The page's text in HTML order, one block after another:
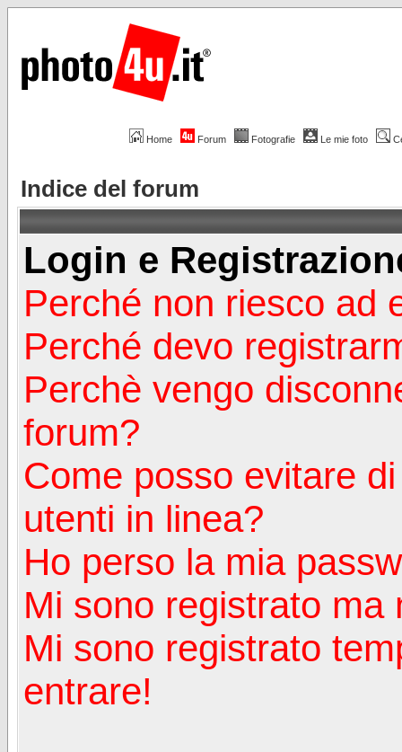
Home Forum Fotografie Le mie foto
Indice del forum
Login e
Perché non riesco ad
Perché devo
Perchè vengo
forum?
Come posso evitare
utenti in linea?
Ho perso la mia
Mi sono registrato ma
Mi sono registrato
entrare!